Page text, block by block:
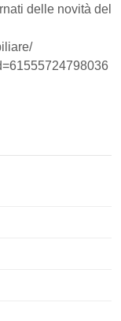
delle novità del